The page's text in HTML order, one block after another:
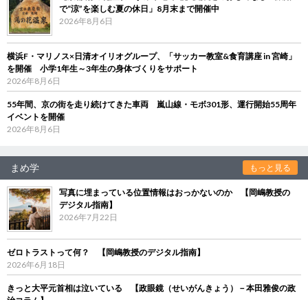
で“涼”を楽しむ夏の休日」8月末まで開催中
2026年8月6日
横浜F・マリノス×日清オイリオグループ、「サッカー教室&食育講座 in 宮崎」
を開催 小学1年生～3年生の身体づくりをサポート
2026年8月6日
55年間、京の街を走り続けてきた車両 嵐山線・モボ301形、運行開始55周年
イベントを開催
2026年8月6日
まめ学 もっと見る
写真に埋まっている位置情報はおっかないのか 【岡嶋教授の
デジタル指南】
2026年7月22日
ゼロトラストって何？ 【岡嶋教授のデジタル指南】
2026年6月18日
きっと大平元首相は泣いている 【政眼鏡（せいがんきょう）－本田雅俊の政